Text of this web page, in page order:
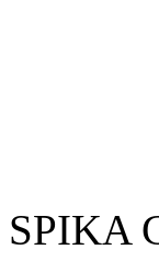
SPIKA